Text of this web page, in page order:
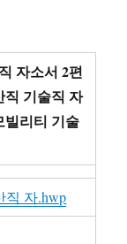
자소서 2편
직 기술직 자
빌리티 기술
직 자.hwp